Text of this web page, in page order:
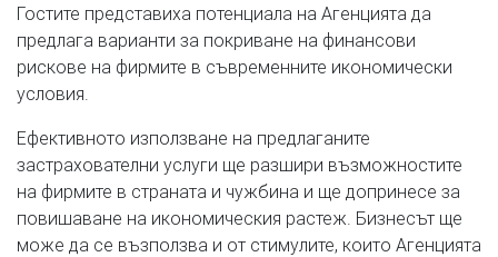
Гостите представиха потенциала на Агенцията да
предлага варианти за покриване на финансови
рискове на фирмите в съвременните икономически
условия.
Ефективното използване на предлаганите
застрахователни услуги ще разшири възможностите
на фирмите в страната и чужбина и ще допринесе за
повишаване на икономическия растеж. Бизнесът ще
може да се възползва и от стимулите, които Агенцията